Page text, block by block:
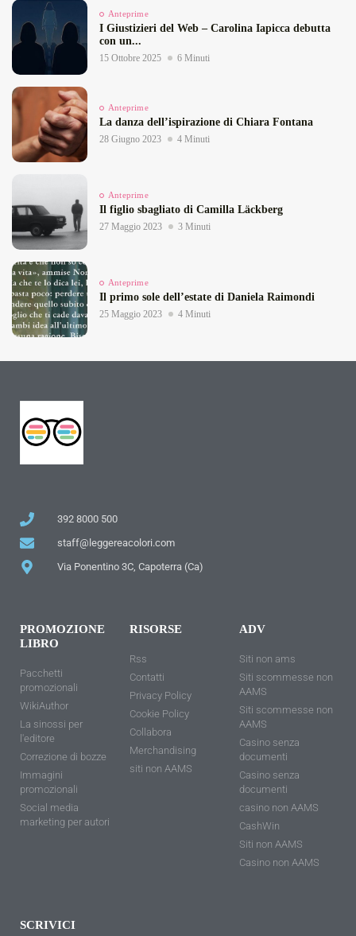
Anteprime
I Giustizieri del Web – Carolina Iapicca debutta
con un...
15 Ottobre 2025 6 Minuti
Anteprime
La danza dell’ispirazione di Chiara Fontana
28 Giugno 2023 4 Minuti
Anteprime
Il figlio sbagliato di Camilla Läckberg
27 Maggio 2023 3 Minuti
Anteprime
Il primo sole dell’estate di Daniela Raimondi
25 Maggio 2023 4 Minuti
392 8000 500
staff@leggereacolori.com
Via Ponentino 3C, Capoterra (Ca)
PROMOZIONE
LIBRO
Pacchetti
promozionali
WikiAuthor
La sinossi per
l'editore
Correzione di bozze
Immagini
promozionali
Social media
marketing per autori
RISORSE
Rss
Contatti
Privacy Policy
Cookie Policy
Collabora
Merchandising
siti non AAMS
ADV
Siti non ams
Siti scommesse non
AAMS
Siti scommesse non
AAMS
Casino senza
documenti
Casino senza
documenti
casino non AAMS
CashWin
Siti non AAMS
Casino non AAMS
SCRIVICI